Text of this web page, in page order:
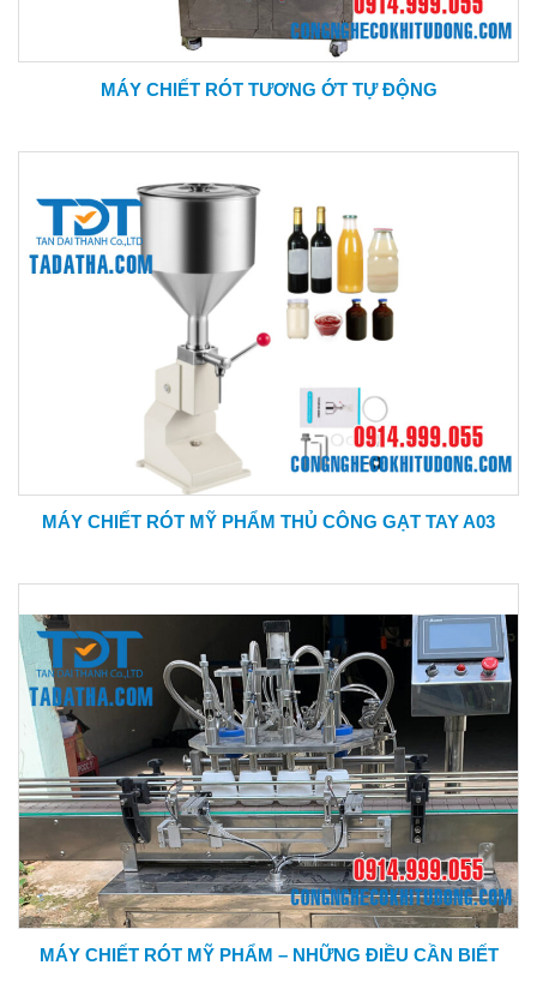
MÁY CHIẾT RÓT TƯƠNG ỚT TỰ ĐỘNG
MÁY CHIẾT RÓT MỸ PHẨM THỦ CÔNG GẠT TAY A03
MÁY CHIẾT RÓT MỸ PHẨM – NHỮNG ĐIỀU CẦN BIẾT